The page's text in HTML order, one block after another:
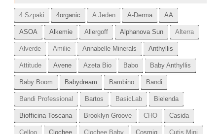
4 Szpaki 4organic A Jeden A-Derma AA
ASOA Alkemie Allergoff Alphanova Sun Alterra
Alverde Amilie Annabelle Minerals Anthyllis
Attitude Avene Azeta Bio Babo Baby Anthyllis
Baby Boom Babydream Bambino Bandi
Bandi Professional Bartos BasicLab Bielenda
Biofficina Toscana Brooklyn Groove CHO Casida
Celloo Clochee Clochee Baby Cosmiq Cutis Mini